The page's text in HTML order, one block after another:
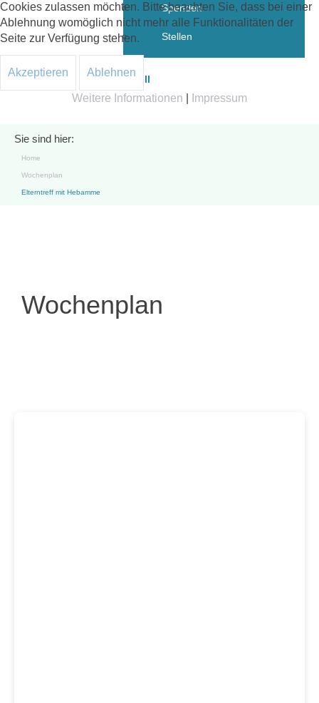
Spenden
Stellen
Aktuell
Sie sind hier:
Home
Wochenplan
Elterntreff mit Hebamme
Wochenplan
Cookies zulassen möchten. Bitte beachten Sie, dass bei einer
Ablehnung womöglich nicht mehr alle Funktionalitäten der
Seite zur Verfügung stehen.
Akzeptieren Ablehnen
Weitere Informationen Impressum